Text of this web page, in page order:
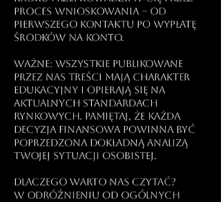
proces wnioskowania – od
pierwszego kontaktu po wypłatę
środków na konto.
Ważne: Wszystkie publikowane
przez nas treści mają charakter
edukacyjny i opierają się na
aktualnych standardach
rynkowych. Pamiętaj, że każda
decyzja finansowa powinna być
poprzedzona dokładną analizą
Twojej sytuacji osobistej.
Dlaczego warto nas czytać?
W odróżnieniu od ogólnych